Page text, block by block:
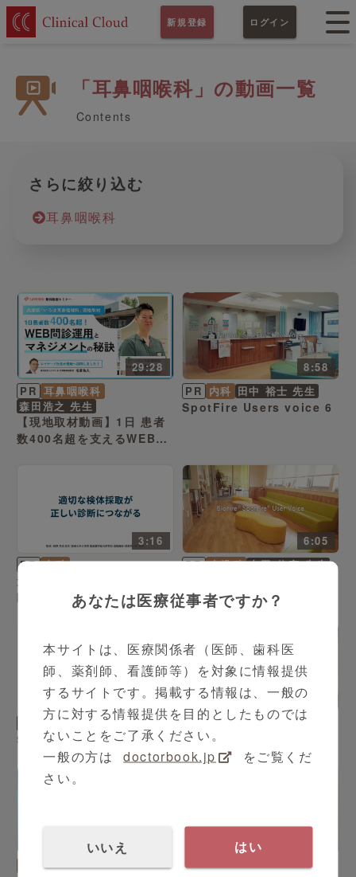
新規登録 ログイン
「耳鼻咽喉科」の動画一覧
Contents
さらに絞り込む
耳鼻咽喉科
29:28
PR 耳鼻咽喉科
森田浩之 先生
【現地取材動画】1日 患者
数400名超を支えるWEB問
8:58
PR 内科 田中 裕士 先生
SpotFire Users voice 6
3:16
PR 内科
適切な検体採取が正しい診
断につながる
6:05
PR 小児科 内田 信宏 先生
10:56
小児科 橋本 光司 先生
SpotFire Users voice 4
5:46
PR 内科 伊藤 祐一 先生
SpotFire Users voice 3
耳鼻咽喉科 小林 俊樹 先生
耳鼻咽喉科 小林 俊樹 先生
あなたは医療従事者ですか？
本サイトは、医療関係者（医師、歯科医
師、薬剤師、看護師等）を対象に情報提供
するサイトです。掲載する情報は、一般の
方に対する情報提供を目的としたものでは
ないことをご了承ください。
一般の方は
doctorbook.jp
をご覧くだ
さい。
いいえ はい